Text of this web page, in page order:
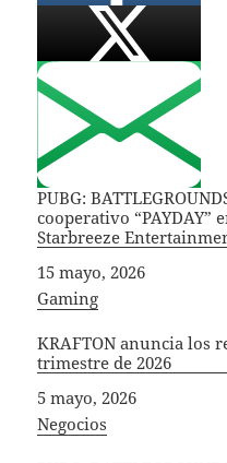
PUBG:
cooperativo “PAYDAY”
Starbreeze
Fecha
15 mayo, 2026
In relation to
Gaming
KRAFTON anuncia los
trimestre de 2026
Fecha
5 mayo, 2026
In relation to
Negocios